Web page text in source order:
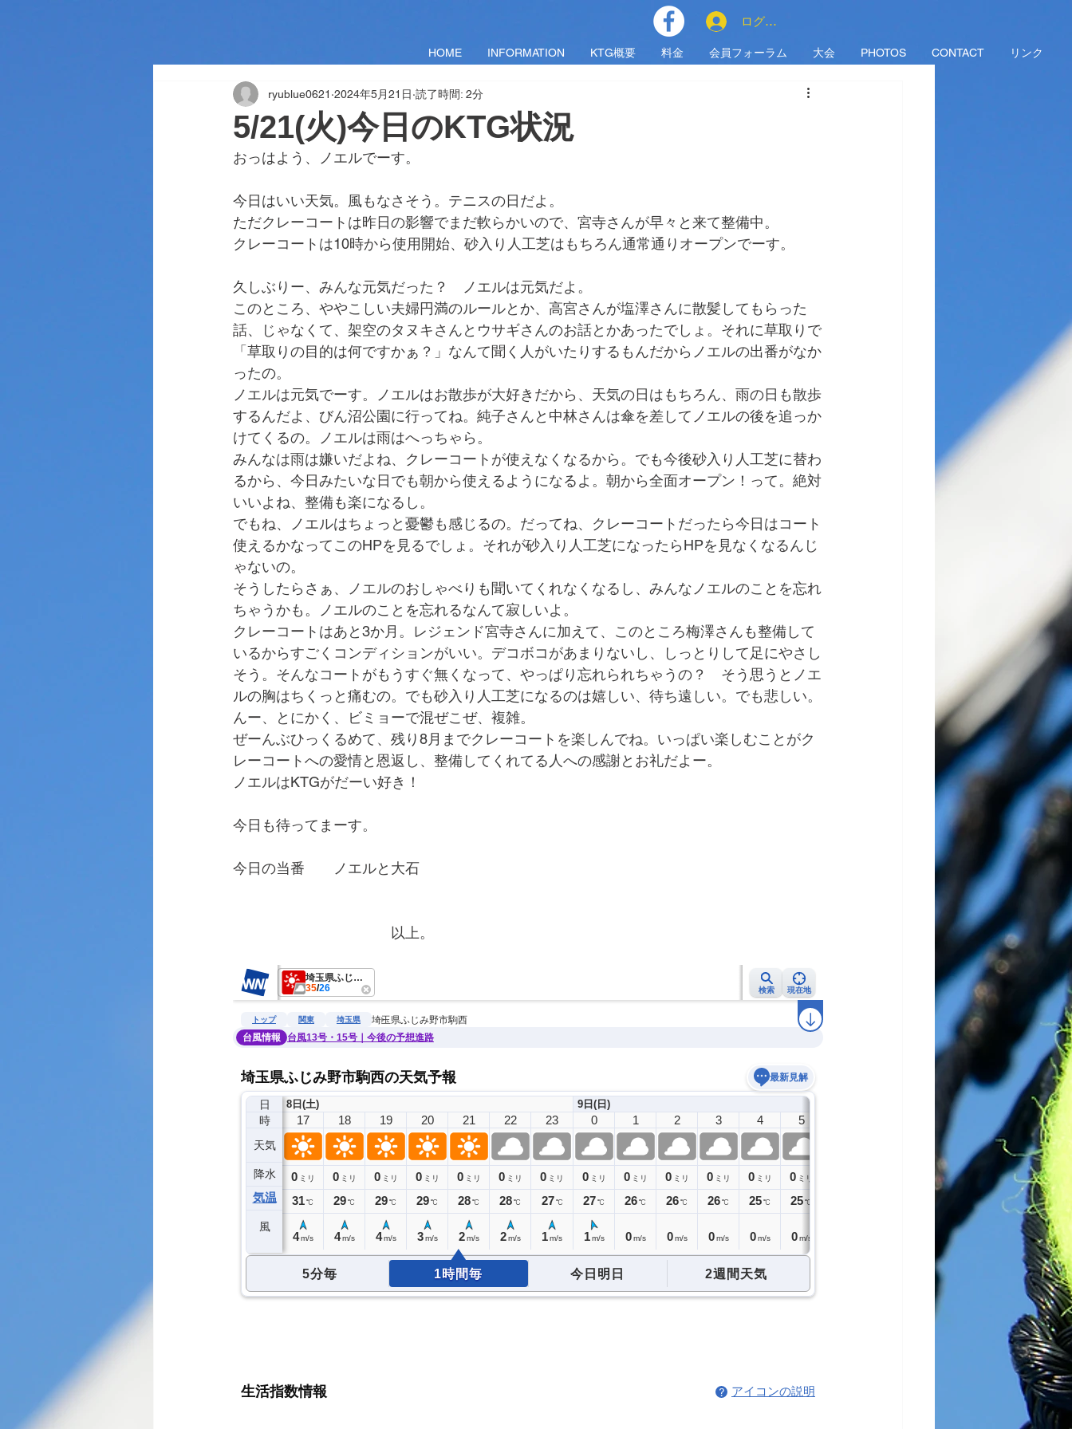
HOME INFORMATION KTG概要 料金 会員フォーラム 大会 PHOTOS CONTACT リンク
ログイン
5/21(火)今日のKTG状況
ryublue0621 2024年5月21日 読了時間: 2分
おっはよう、ノエルでーす。
今日はいい天気。風もなさそう。テニスの日だよ。
ただクレーコートは昨日の影響でまだ軟らかいので、宮寺さんが早々と来て整備中。
クレーコートは10時から使用開始、砂入り人工芝はもちろん通常通りオープンでーす。
久しぶりー、みんな元気だった？　ノエルは元気だよ。
このところ、ややこしい夫婦円満のルールとか、高宮さんが塩澤さんに散髪してもらった
話、じゃなくて、架空のタヌキさんとウサギさんのお話とかあったでしょ。それに草取りで
「草取りの目的は何ですかぁ？」なんて聞く人がいたりするもんだからノエルの出番がなか
ったの。
ノエルは元気でーす。ノエルはお散歩が大好きだから、天気の日はもちろん、雨の日も散歩
するんだよ、びん沼公園に行ってね。純子さんと中林さんは傘を差してノエルの後を追っか
けてくるの。ノエルは雨はへっちゃら。
みんなは雨は嫌いだよね、クレーコートが使えなくなるから。でも今後砂入り人工芝に替わ
るから、今日みたいな日でも朝から使えるようになるよ。朝から全面オープン！って。絶対
いいよね、整備も楽になるし。
でもね、ノエルはちょっと憂鬱も感じるの。だってね、クレーコートだったら今日はコート
使えるかなってこのHPを見るでしょ。それが砂入り人工芝になったらHPを見なくなるんじ
ゃないの。
そうしたらさぁ、ノエルのおしゃべりも聞いてくれなくなるし、みんなノエルのことを忘れ
ちゃうかも。ノエルのことを忘れるなんて寂しいよ。
クレーコートはあと3か月。レジェンド宮寺さんに加えて、このところ梅澤さんも整備して
いるからすごくコンディションがいい。デコボコがあまりないし、しっとりして足にやさし
そう。そんなコートがもうすぐ無くなって、やっぱり忘れられちゃうの？　そう思うとノエ
ルの胸はちくっと痛むの。でも砂入り人工芝になるのは嬉しい、待ち遠しい。でも悲しい。
んー、とにかく、ビミョーで混ぜこぜ、複雑。
ぜーんぶひっくるめて、残り8月までクレーコートを楽しんでね。いっぱい楽しむことがク
レーコートへの愛情と恩返し、整備してくれてる人への感謝とお礼だよー。
ノエルはKTGがだーい好き！
今日も待ってまーす。
今日の当番　　ノエルと大石
以上。